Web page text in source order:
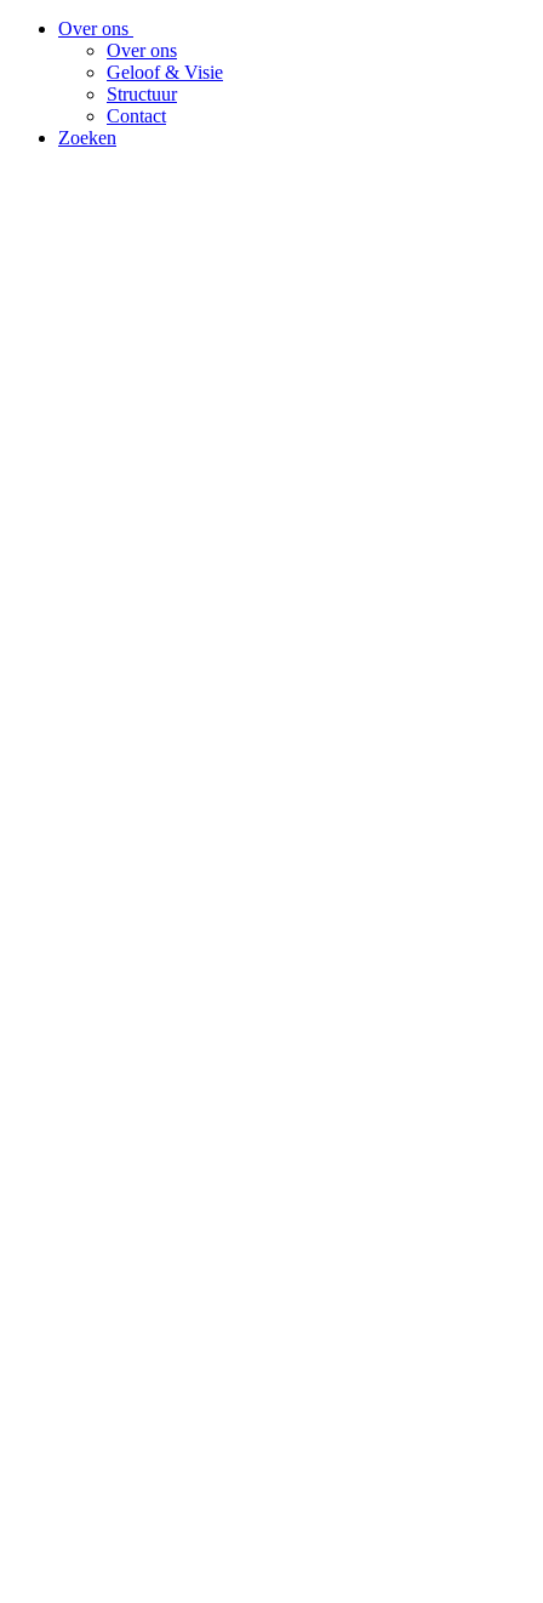
Over ons
Over ons
Geloof & Visie
Structuur
Contact
Zoeken